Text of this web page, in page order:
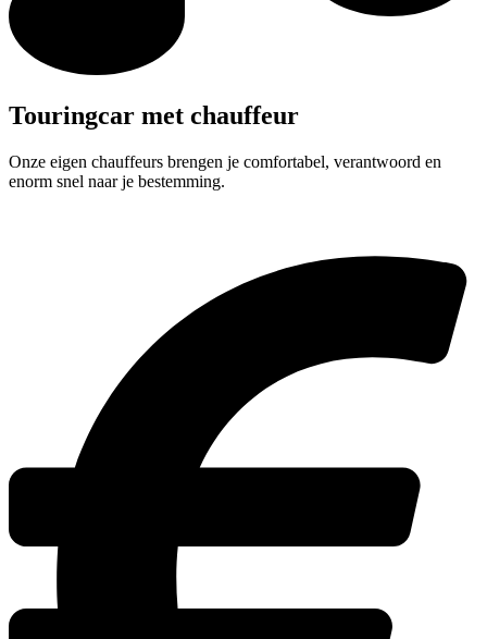
Touringcar met chauffeur
Onze eigen chauffeurs brengen je comfortabel, verantwoord en
enorm snel naar je bestemming.